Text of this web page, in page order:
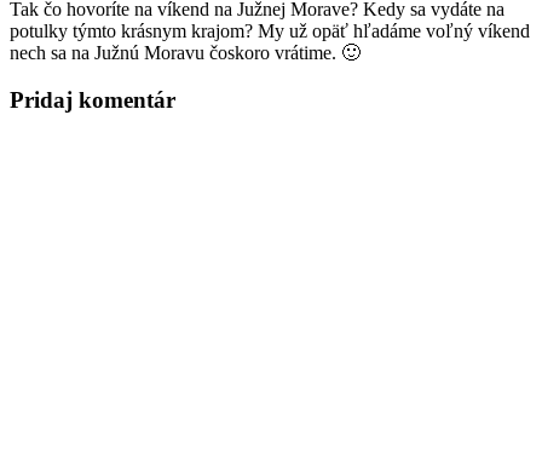
Tak čo hovoríte na víkend na Južnej Morave? Kedy sa vydáte na
potulky týmto krásnym krajom? My už opäť hľadáme voľný víkend
nech sa na Južnú Moravu čoskoro vrátime. 🙂
Pridaj komentár